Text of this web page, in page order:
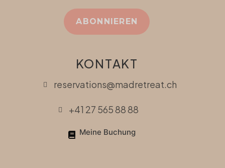
KONTAKT
reservations@madretreat.ch
+41 27 565 88 88
Meine Buchung
ABONNIEREN